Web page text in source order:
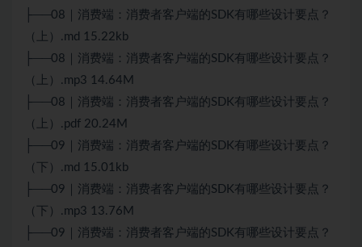
├──08｜消费端：消费者客户端的SDK有哪些设计要点？
（上）.md 15.22kb
├──08｜消费端：消费者客户端的SDK有哪些设计要点？
（上）.mp3 14.64M
├──08｜消费端：消费者客户端的SDK有哪些设计要点？
（上）.pdf 20.24M
├──09｜消费端：消费者客户端的SDK有哪些设计要点？
（下）.md 15.01kb
├──09｜消费端：消费者客户端的SDK有哪些设计要点？
（下）.mp3 13.76M
├──09｜消费端：消费者客户端的SDK有哪些设计要点？